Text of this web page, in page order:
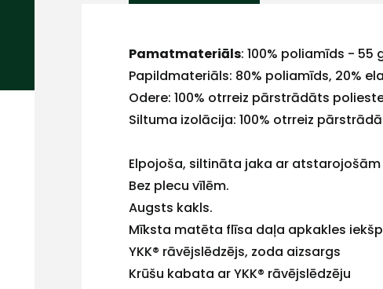
Pamatmateriāls: 100% poliamīds - 55
Papildmateriāls: 80% poliamīds, 20%
Odere: 100% otrreiz pārstrādāts
Siltuma izolācija: 100% otrreiz
Elpojoša, siltināta jaka ar
Bez plecu vīlēm.
Augsts kakls.
Mīksta matēta flīsa daļa apkakles
YKK® rāvējslēdzējs, zoda aizsargs
Krūšu kabata ar YKK® rāvējslēdzēju
ar
+